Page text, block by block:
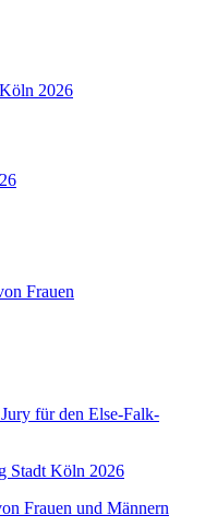
Frauen
für den Else-Falk-
Frauen und Männern